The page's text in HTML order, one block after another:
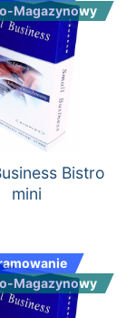
Magazynowy
Bistro
mini
Magazynowy